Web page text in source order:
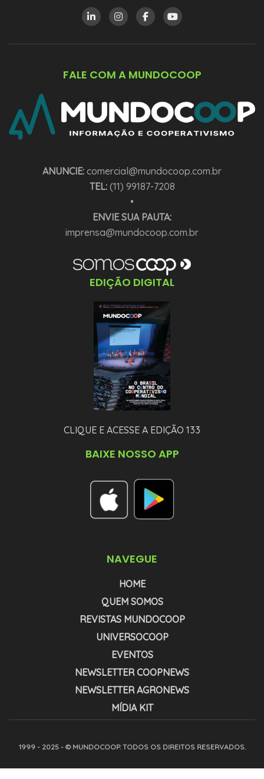
FALE COM A MUNDOCOOP
ANUNCIE: comercial@mundocoop.com.br
TEL:(11) 99187-7208
•
ENVIE SUA PAUTA:
imprensa@mundocoop.com.br
EDIÇÃO DIGITAL
CLIQUE E ACESSE A EDIÇÃO 133
BAIXE NOSSO APP
NAVEGUE
HOME
QUEM SOMOS
REVISTAS MUNDOCOOP
UNIVERSOCOOP
EVENTOS
NEWSLETTER COOPNEWS
NEWSLETTER AGRONEWS
MÍDIA KIT
1999 - 2025 - © MUNDOCOOP. TODOS OS DIREITOS RESERVADOS.